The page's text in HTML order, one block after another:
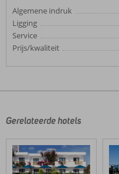
Algemene indruk
Ligging
Service
Prijs/kwaliteit
Gerelateerde hotels